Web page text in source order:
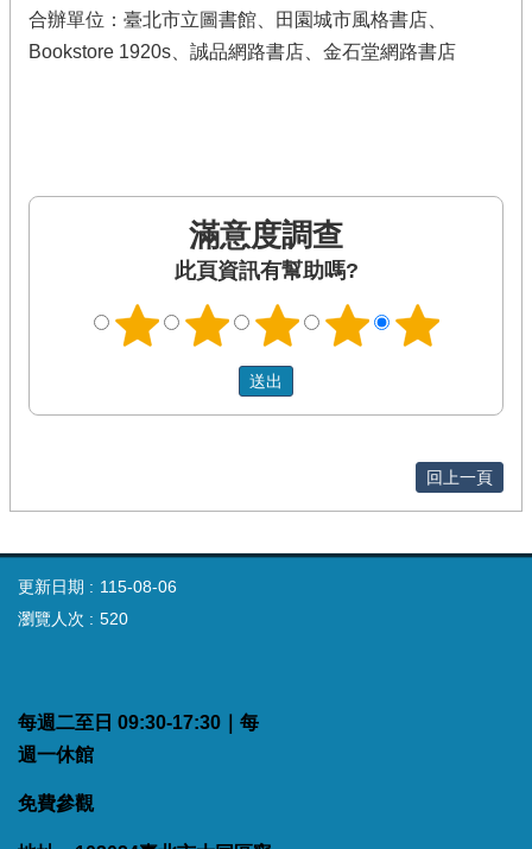
合辦單位：臺北市立圖書館、田園城市風格書店、
Bookstore 1920s、誠品網路書店、金石堂網路書店
滿意度調查
此頁資訊有幫助嗎?
回上一頁
更新日期
115-08-06
瀏覽人次
520
每週二至日 09:30-17:30｜每
週一休館
免費參觀